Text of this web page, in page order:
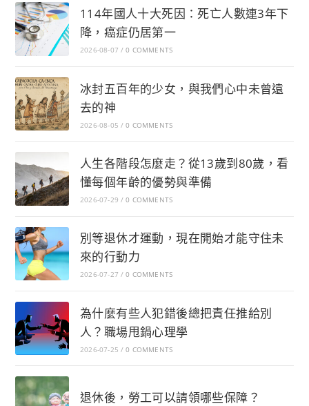
114年國人十大死因：死亡人數連3年下
降，癌症仍居第一
2026-08-07 / 0 COMMENTS
冰封五百年的少女，與我們心中未曾遠
去的神
2026-08-05 / 0 COMMENTS
人生各階段怎麼走？從13歲到80歲，看
懂每個年齡的優勢與準備
2026-07-29 / 0 COMMENTS
別等退休才運動，現在開始才能守住未
來的行動力
2026-07-27 / 0 COMMENTS
為什麼有些人犯錯後總把責任推給別
人？職場甩鍋心理學
2026-07-25 / 0 COMMENTS
退休後，勞工可以請領哪些保障？